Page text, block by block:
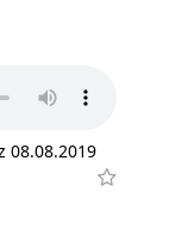
08.08.2019